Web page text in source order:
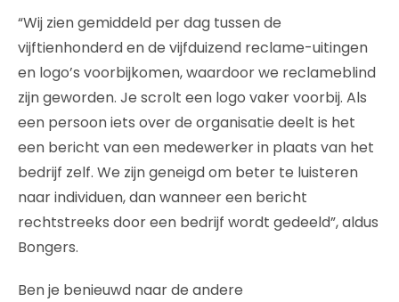
“Wij zien gemiddeld per dag tussen de
vijftienhonderd en de vijfduizend reclame-uitingen
en logo’s voorbijkomen, waardoor we reclameblind
zijn geworden. Je scrolt een logo vaker voorbij. Als
een persoon iets over de organisatie deelt is het
een bericht van een medewerker in plaats van het
bedrijf zelf. We zijn geneigd om beter te luisteren
naar individuen, dan wanneer een bericht
rechtstreeks door een bedrijf wordt gedeeld”, aldus
Bongers.
Ben je benieuwd naar de andere